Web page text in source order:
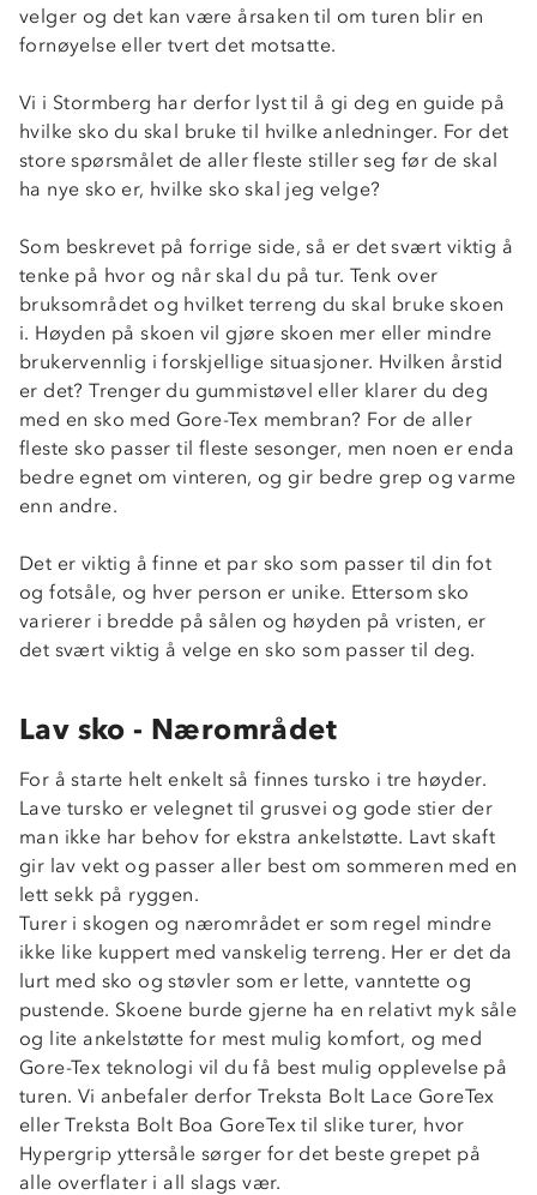
velger og det kan være årsaken til om turen blir en
fornøyelse eller tvert det motsatte.
Vi i Stormberg har derfor lyst til å gi deg en guide på
hvilke sko du skal bruke til hvilke anledninger. For det
store spørsmålet de aller fleste stiller seg før de skal
ha nye sko er, hvilke sko skal jeg velge?
Som beskrevet på forrige side, så er det svært viktig å
tenke på hvor og når skal du på tur. Tenk over
bruksområdet og hvilket terreng du skal bruke skoen
i. Høyden på skoen vil gjøre skoen mer eller mindre
brukervennlig i forskjellige situasjoner. Hvilken årstid
er det? Trenger du gummistøvel eller klarer du deg
med en sko med Gore-Tex membran? For de aller
fleste sko passer til fleste sesonger, men noen er enda
bedre egnet om vinteren, og gir bedre grep og varme
enn andre.
Det er viktig å finne et par sko som passer til din fot
og fotsåle, og hver person er unike. Ettersom sko
varierer i bredde på sålen og høyden på vristen, er
det svært viktig å velge en sko som passer til deg.
Lav sko - Nærområdet
For å starte helt enkelt så finnes tursko i tre høyder.
Lave tursko er velegnet til grusvei og gode stier der
man ikke har behov for ekstra ankelstøtte. Lavt skaft
gir lav vekt og passer aller best om sommeren med en
lett sekk på ryggen.
Turer i skogen og nærområdet er som regel mindre
ikke like kuppert med vanskelig terreng. Her er det da
lurt med sko og støvler som er lette, vanntette og
pustende. Skoene burde gjerne ha en relativt myk såle
og lite ankelstøtte for mest mulig komfort, og med
Gore-Tex teknologi vil du få best mulig opplevelse på
turen. Vi anbefaler derfor Treksta Bolt Lace GoreTex
eller Treksta Bolt Boa GoreTex til slike turer, hvor
Hypergrip yttersåle sørger for det beste grepet på
alle overflater i all slags vær.